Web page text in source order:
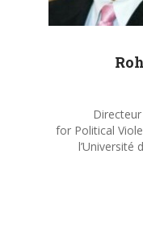
for Political
l’Université